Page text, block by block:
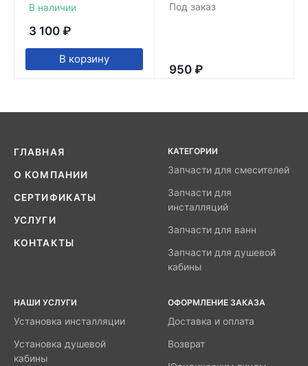
В наличии
3 100 ₽
В корзину
Под заказ
950 ₽
ГЛАВНАЯ
О КОМПАНИИ
СЕРТИФИКАТЫ
УСЛУГИ
КОНТАКТЫ
КАТЕГОРИИ
Запчасти для смесителей
Запчасти для
инсталляций
Запчасти для ванн
Запчасти для душевой
кабины
НАШИ УСЛУГИ
Установка инсталляции
Установка душевой
кабины
ОФОРМЛЕНИЕ ЗАКАЗА
Доставка и оплата
Возврат